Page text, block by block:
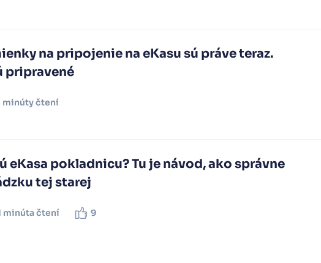
na pripojenie na eKasu sú práve teraz.
pripravené
minúty čtení
eKasa pokladnicu? Tu je návod, ako správne
tej starej
minúta čtení 9